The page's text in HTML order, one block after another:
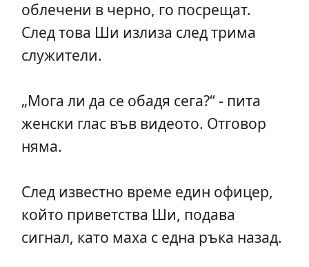
облечени в черно, го посрещат.
След това Ши излиза след трима
служители.
„Мога ли да се обадя сега?“ - пита
женски глас във видеото. Отговор
няма.
След известно време един офицер,
който приветства Ши, подава
сигнал, като маха с една ръка назад.